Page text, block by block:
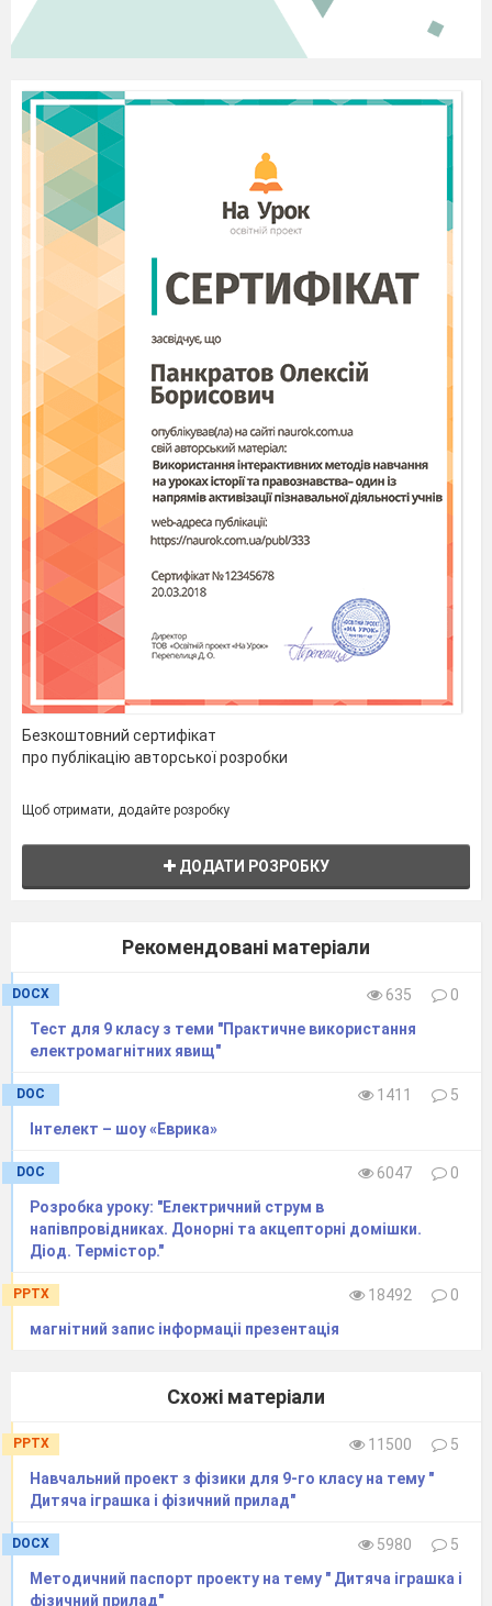
Безкоштовний сертифікат
про публікацію авторської розробки
Щоб отримати, додайте розробку
ДОДАТИ РОЗРОБКУ
Рекомендовані матеріали
DOCX 635
0
Тест для 9 класу з теми "Практичне використання
електромагнітних явищ"
DOC 1411
5
Інтелект – шоу «Еврика»
DOC 6047
0
Розробка уроку: "Електричний струм в
напівпровідниках. Донорні та акцепторні домішки.
Діод. Термістор."
PPTX 18492
0
магнітний запис інформаціі презентація
Схожі матеріали
PPTX 11500
5
Навчальний проект з фізики для 9-го класу на тему "
Дитяча іграшка і фізичний прилад"
DOCX 5980
5
Методичний паспорт проекту на тему " Дитяча іграшка і
фізичний прилад"